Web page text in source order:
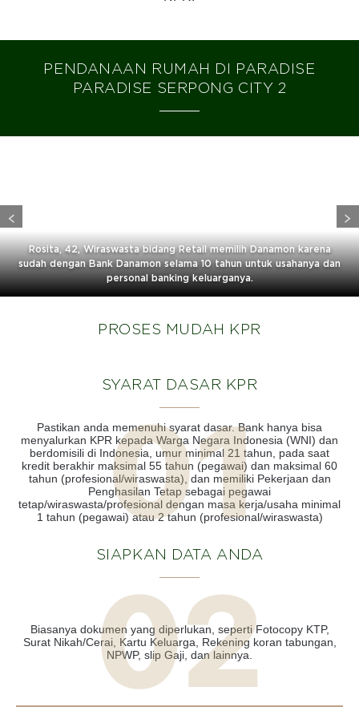
PENDANAAN RUMAH DI PARADISE
PARADISE SERPONG CITY 2
Rosita, 42, Wiraswasta bidang Retail memilih Danamon karena
sudah dengan Bank Danamon selama 10 tahun untuk usahanya dan
personal banking keluarganya.
PROSES MUDAH KPR
SYARAT DASAR KPR
Pastikan anda memenuhi syarat dasar. Bank hanya bisa
menyalurkan KPR kepada Warga Negara Indonesia (WNI) dan
berdomisili di Indonesia, umur minimal 21 tahun, pada saat
kredit berakhir maksimal 55 tahun (pegawai) dan maksimal 60
tahun (profesional/wiraswasta), dan memiliki Pekerjaan dan
Penghasilan Tetap sebagai pegawai
tetap/wiraswasta/profesional dengan masa kerja/usaha minimal
1 tahun (pegawai) atau 2 tahun (profesional/wiraswasta)
SIAPKAN DATA ANDA
Biasanya dokumen yang diperlukan, seperti Fotocopy KTP,
Surat Nikah/Cerai, Kartu Keluarga, Rekening koran tabungan,
NPWP, slip Gaji, dan lainnya.